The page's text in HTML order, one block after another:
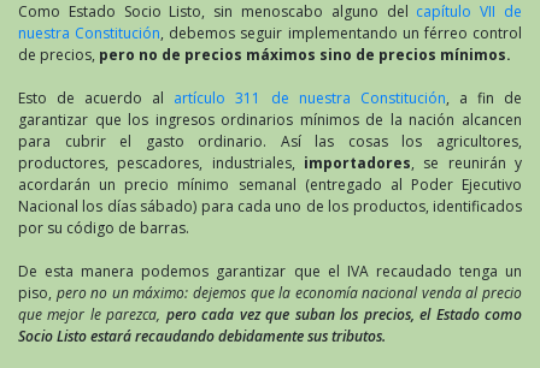
Como Estado Socio Listo, sin menoscabo alguno del capítulo VII de
nuestra Constitución, debemos seguir implementando un férreo control
de precios, pero no de precios máximos sino de precios mínimos.
Esto de acuerdo al artículo 311 de nuestra Constitución, a fin de
garantizar que los ingresos ordinarios mínimos de la nación alcancen
para cubrir el gasto ordinario. Así las cosas los agricultores,
productores, pescadores, industriales, importadores, se reunirán y
acordarán un precio mínimo semanal (entregado al Poder Ejecutivo
Nacional los días sábado) para cada uno de los productos, identificados
por su código de barras.
De esta manera podemos garantizar que el IVA recaudado tenga un
piso, pero no un máximo: dejemos que la economía nacional venda al precio
que mejor le parezca, pero cada vez que suban los precios, el Estado como
Socio Listo estará recaudando debidamente sus tributos.